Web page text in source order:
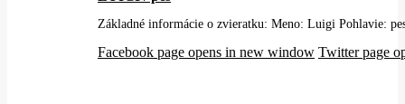
Základné informácie o zvieratku: Meno: Luigi Pohlavie:
Facebook page opens in new window Twitter page